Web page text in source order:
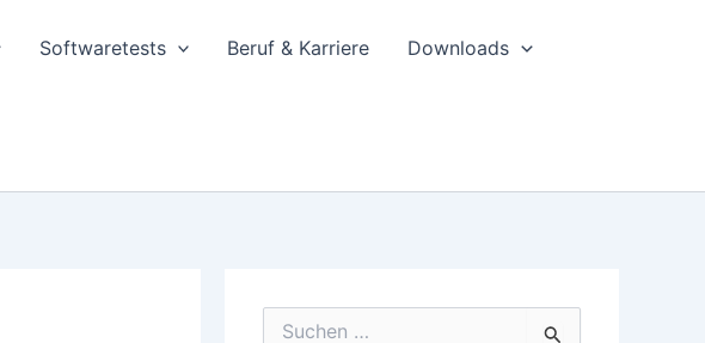
Softwaretests Beruf & Karriere Downloads